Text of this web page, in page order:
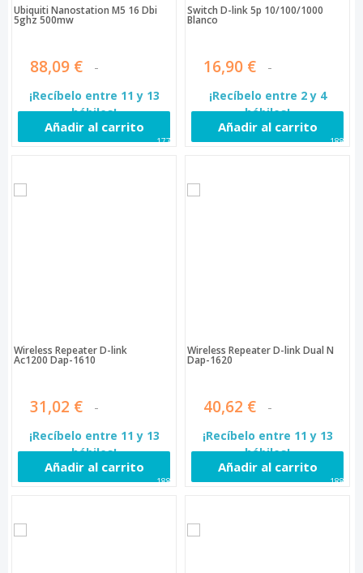
Ubiquiti Nanostation M5 16 Dbi
5ghz 500mw
88,09 €
¡Recíbelo entre 11 y 13
hábiles!
Añadir al carrito
1779
Switch D-link 5p 10/100/1000
Blanco
16,90 €
¡Recíbelo entre 2 y 4
hábiles!
Añadir al carrito
1880
Wireless Repeater D-link
Ac1200 Dap-1610
31,02 €
¡Recíbelo entre 11 y 13
hábiles!
Añadir al carrito
1885
Wireless Repeater D-link Dual N
Dap-1620
40,62 €
¡Recíbelo entre 11 y 13
hábiles!
Añadir al carrito
1886